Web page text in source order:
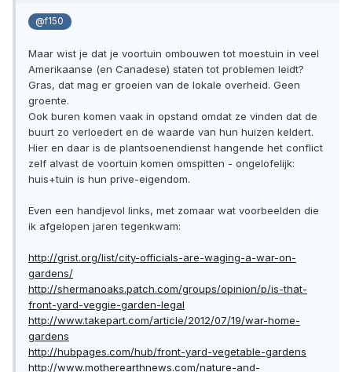
@f150
Maar wist je dat je voortuin ombouwen tot moestuin in veel
Amerikaanse (en Canadese) staten tot problemen leidt?
Gras, dat mag er groeien van de lokale overheid. Geen
groente.
Ook buren komen vaak in opstand omdat ze vinden dat de
buurt zo verloedert en de waarde van hun huizen keldert.
Hier en daar is de plantsoenendienst hangende het conflict
zelf alvast de voortuin komen omspitten - ongelofelijk:
huis+tuin is hun prive-eigendom.
Even een handjevol links, met zomaar wat voorbeelden die
ik afgelopen jaren tegenkwam:
http://grist.org/list/city-officials-are-waging-a-war-on-
gardens/
http://shermanoaks.patch.com/groups/opinion/p/is-that-
front-yard-veggie-garden-legal
http://www.takepart.com/article/2012/07/19/war-home-
gardens
http://hubpages.com/hub/front-yard-vegetable-gardens
http://www.motherearthnews.com/nature-and-